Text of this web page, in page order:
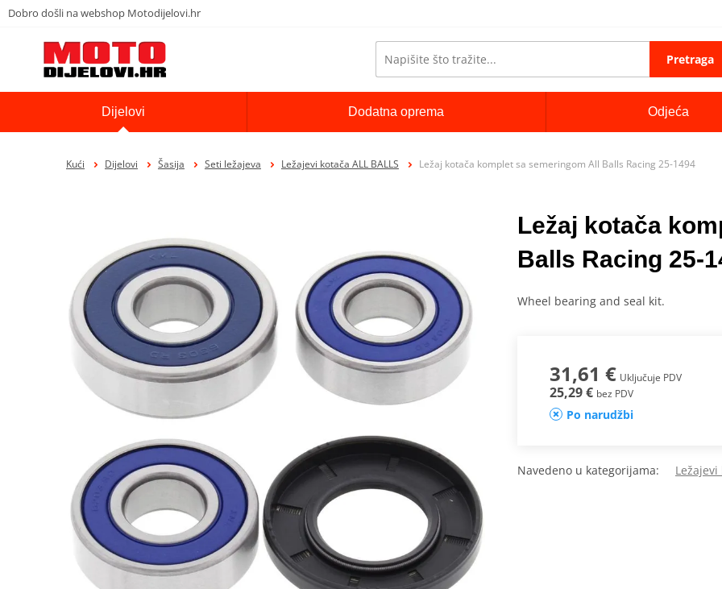
Dobro došli na webshop Motodijelovi.hr
Pretraga
Dijelovi Dodatna oprema Odjeća
Kući Dijelovi Šasija Seti ležajeva Ležajevi kotača ALL BALLS Ležaj kotača komplet sa semeringom All Balls Racing 25-1494
Ležaj kotača
Balls Racing 25-
Wheel bearing and seal kit.
31,61 € Uključuje PDV
25,29 € bez PDV
Po narudžbi
Navedeno u kategorijama: Ležajevi